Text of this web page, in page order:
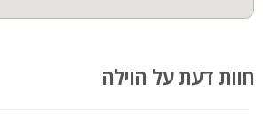
חוות דעת על הוילה